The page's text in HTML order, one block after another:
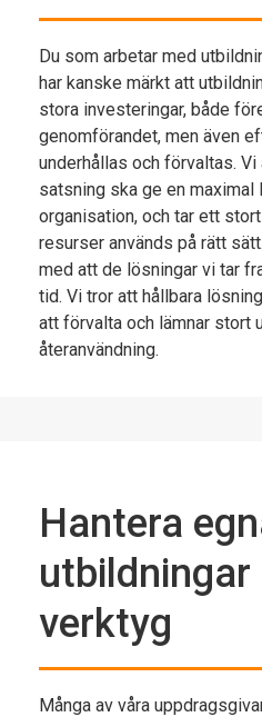
Du som arbetar med
har kanske märkt att
stora investeringar, både
genomförandet, men även
underhållas och förvaltas. Vi
satsning ska ge en
organisation, och tar ett
resurser används på rätt
med att de lösningar vi tar
tid. Vi tror att hållbara
att förvalta och lämnar stort
återanvändning.
Hantera
verktyg
Många av våra